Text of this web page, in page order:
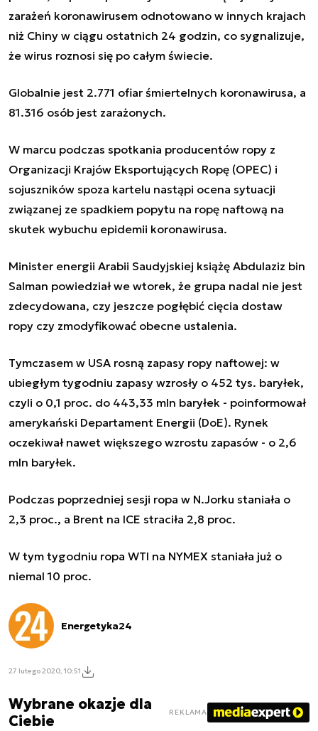
zarażeń koronawirusem odnotowano w innych krajach
niż Chiny w ciągu ostatnich 24 godzin, co sygnalizuje,
że wirus roznosi się po całym świecie.
Globalnie jest 2.771 ofiar śmiertelnych koronawirusa, a
81.316 osób jest zarażonych.
W marcu podczas spotkania producentów ropy z
Organizacji Krajów Eksportujących Ropę (OPEC) i
sojuszników spoza kartelu nastąpi ocena sytuacji
związanej ze spadkiem popytu na ropę naftową na
skutek wybuchu epidemii koronawirusa.
Minister energii Arabii Saudyjskiej książę Abdulaziz bin
Salman powiedział we wtorek, że grupa nadal nie jest
zdecydowana, czy jeszcze pogłębić cięcia dostaw
ropy czy zmodyfikować obecne ustalenia.
Tymczasem w USA rosną zapasy ropy naftowej: w
ubiegłym tygodniu zapasy wzrosły o 452 tys. baryłek,
czyli o 0,1 proc. do 443,33 mln baryłek - poinformował
amerykański Departament Energii (DoE). Rynek
oczekiwał nawet większego wzrostu zapasów - o 2,6
mln baryłek.
Podczas poprzedniej sesji ropa w N.Jorku staniała o
2,3 proc., a Brent na ICE straciła 2,8 proc.
W tym tygodniu ropa WTI na NYMEX staniała już o
niemal 10 proc.
Energetyka24
27 lutego 2020, 10:51
Wybrane okazje dla
Ciebie
REKLAMA